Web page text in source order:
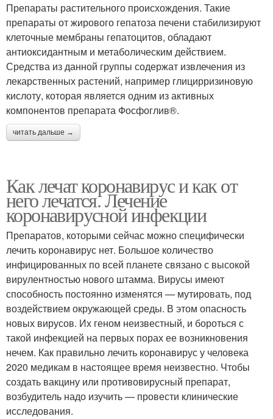
Препараты растительного происхождения. Такие
препараты от жирового гепатоза печени стабилизируют
клеточные мембраны гепатоцитов, обладают
антиоксидантным и метаболическим действием.
Средства из данной группы содержат извлечения из
лекарственных растений, например глицирризиновую
кислоту, которая является одним из активных
компонентов препарата Фосфоглив®.
читать дальше →
Как лечат коронавирус и как от
него лечатся. Лечение
коронавирусной инфекции
Препаратов, которыми сейчас можно специфически
лечить коронавирус нет. Большое количество
инфицированных по всей планете связано с высокой
вирулентностью нового штамма. Вирусы имеют
способность постоянно изменятся — мутировать, под
воздействием окружающей среды. В этом опасность
новых вирусов. Их геном неизвестный, и бороться с
такой инфекцией на первых порах ее возникновения
нечем. Как правильно лечить коронавирус у человека
2020 медикам в настоящее время неизвестно. Чтобы
создать вакцину или противовирусный препарат,
возбудитель надо изучить — провести клинические
исследования.